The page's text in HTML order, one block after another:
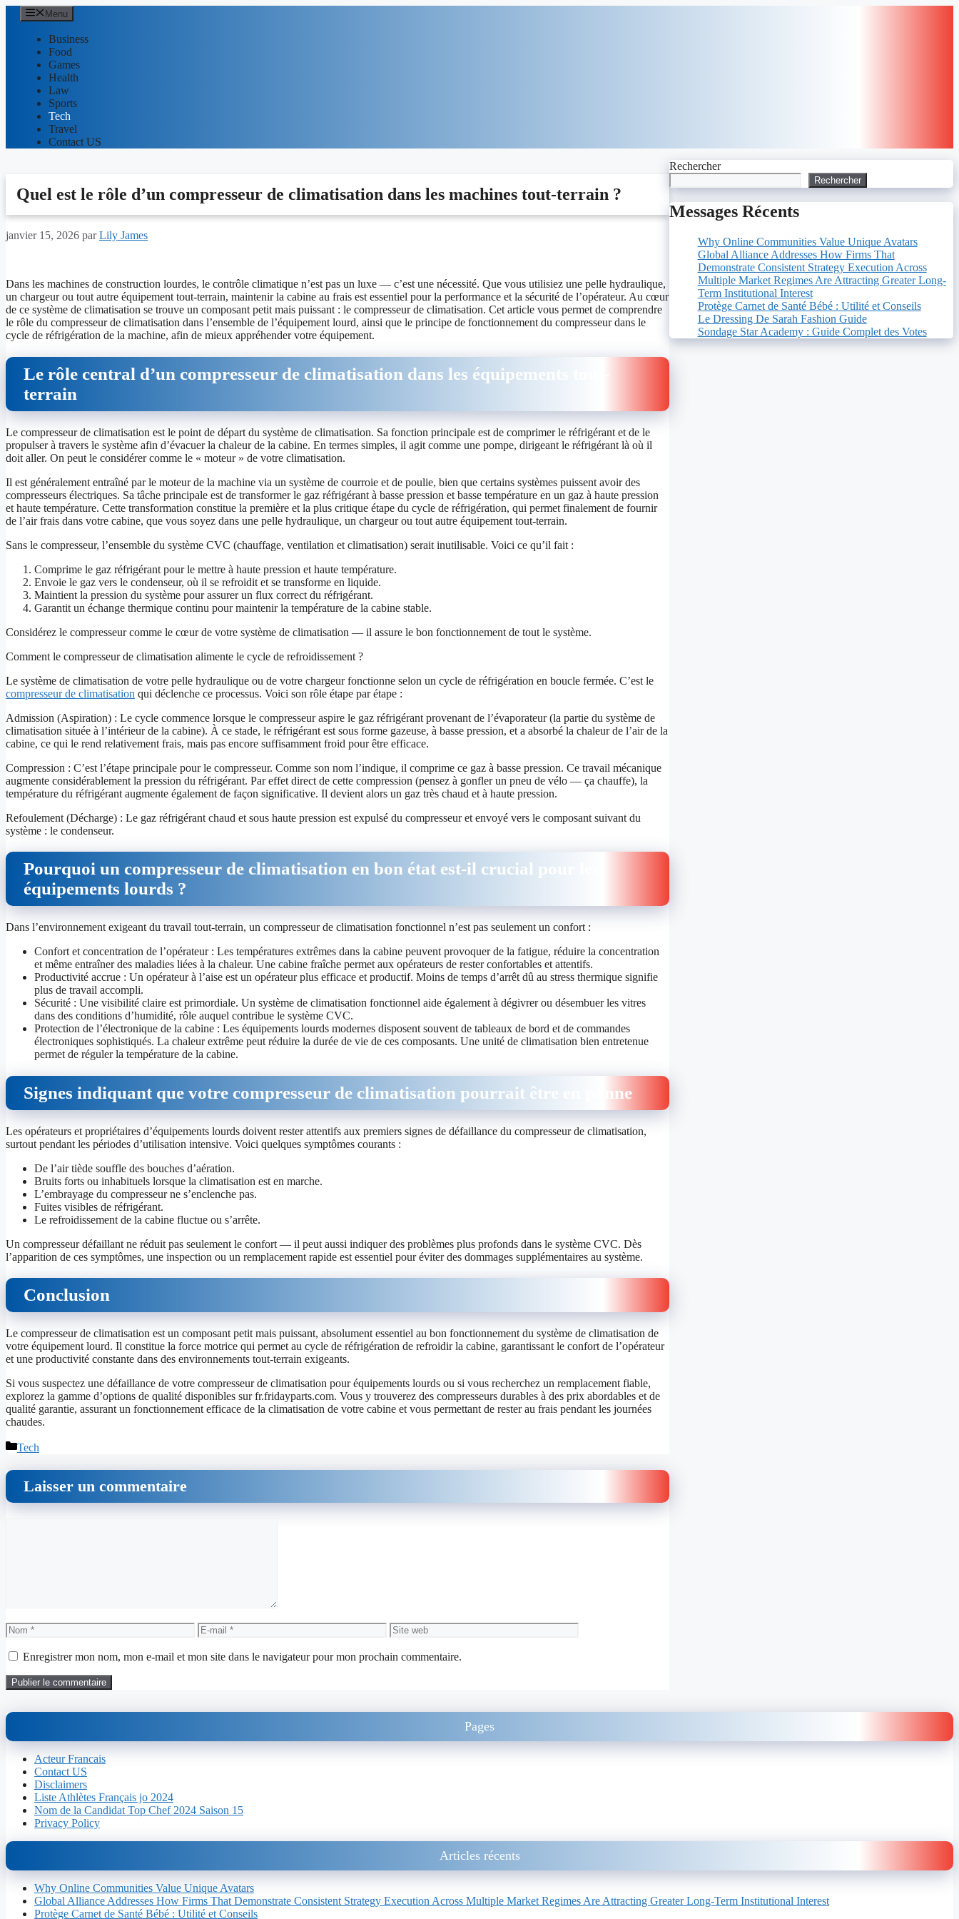
Aller
contenu
Menu
Business
Food
Games
Health
Law
Sports
Tech
Travel
Contact US
Quel est le rôle d’un compresseur de climatisation dans les machines tout-terrain ?
janvier 15, 2026 parLily James
Dans les machines de construction lourdes, le contrôle climatique n’est pas un luxe — c’est une nécessité. Que vous utilisiez une pelle hydraulique,
un chargeur ou tout autre équipement tout-terrain, maintenir la cabine au frais est essentiel pour la performance et la sécurité de l’opérateur. Au cœur
de ce système de climatisation se trouve un composant petit mais puissant : le compresseur de climatisation. Cet article vous permet de comprendre
le rôle du compresseur de climatisation dans l’ensemble de l’équipement lourd, ainsi que le principe de fonctionnement du compresseur dans le
cycle de réfrigération de la machine, afin de mieux appréhender votre équipement.
Le rôle central d’un compresseur de climatisation dans les équipements tout-
terrain
Le compresseur de climatisation est le point de départ du système de climatisation. Sa fonction principale est de comprimer le réfrigérant et de le
propulser à travers le système afin d’évacuer la chaleur de la cabine. En termes simples, il agit comme une pompe, dirigeant le réfrigérant là où il
doit aller. On peut le considérer comme le « moteur » de votre climatisation.
Il est généralement entraîné par le moteur de la machine via un système de courroie et de poulie, bien que certains systèmes puissent avoir des
compresseurs électriques. Sa tâche principale est de transformer le gaz réfrigérant à basse pression et basse température en un gaz à haute pression
et haute température. Cette transformation constitue la première et la plus critique étape du cycle de réfrigération, qui permet finalement de fournir
de l’air frais dans votre cabine, que vous soyez dans une pelle hydraulique, un chargeur ou tout autre équipement tout-terrain.
Sans le compresseur, l’ensemble du système CVC (chauffage, ventilation et climatisation) serait inutilisable. Voici ce qu’il fait :
Comprime le gaz réfrigérant pour le mettre à haute pression et haute température.
Envoie le gaz vers le condenseur, où il se refroidit et se transforme en liquide.
Maintient la pression du système pour assurer un flux correct du réfrigérant.
Garantit un échange thermique continu pour maintenir la température de la cabine stable.
Considérez le compresseur comme le cœur de votre système de climatisation — il assure le bon fonctionnement de tout le système.
Comment le compresseur de climatisation alimente le cycle de refroidissement ?
Le système de climatisation de votre pelle hydraulique ou de votre chargeur fonctionne selon un cycle de réfrigération en boucle fermée. C’est le
compresseur de climatisation qui déclenche ce processus. Voici son rôle étape par étape :
Admission (Aspiration) : Le cycle commence lorsque le compresseur aspire le gaz réfrigérant provenant de l’évaporateur (la partie du système de
climatisation située à l’intérieur de la cabine). À ce stade, le réfrigérant est sous forme gazeuse, à basse pression, et a absorbé la chaleur de l’air de la
cabine, ce qui le rend relativement frais, mais pas encore suffisamment froid pour être efficace.
Compression : C’est l’étape principale pour le compresseur. Comme son nom l’indique, il comprime ce gaz à basse pression. Ce travail mécanique
augmente considérablement la pression du réfrigérant. Par effet direct de cette compression (pensez à gonfler un pneu de vélo — ça chauffe), la
température du réfrigérant augmente également de façon significative. Il devient alors un gaz très chaud et à haute pression.
Refoulement (Décharge) : Le gaz réfrigérant chaud et sous haute pression est expulsé du compresseur et envoyé vers le composant suivant du
système : le condenseur.
Pourquoi un compresseur de climatisation en bon état est-il crucial pour les
équipements lourds ?
Dans l’environnement exigeant du travail tout-terrain, un compresseur de climatisation fonctionnel n’est pas seulement un confort :
Confort et concentration de l’opérateur : Les températures extrêmes dans la cabine peuvent provoquer de la fatigue, réduire la concentration
et même entraîner des maladies liées à la chaleur. Une cabine fraîche permet aux opérateurs de rester confortables et attentifs.
Productivité accrue : Un opérateur à l’aise est un opérateur plus efficace et productif. Moins de temps d’arrêt dû au stress thermique signifie
plus de travail accompli.
Sécurité : Une visibilité claire est primordiale. Un système de climatisation fonctionnel aide également à dégivrer ou désembuer les vitres
dans des conditions d’humidité, rôle auquel contribue le système CVC.
Protection de l’électronique de la cabine : Les équipements lourds modernes disposent souvent de tableaux de bord et de commandes
électroniques sophistiqués. La chaleur extrême peut réduire la durée de vie de ces composants. Une unité de climatisation bien entretenue
permet de réguler la température de la cabine.
Signes indiquant que votre compresseur de climatisation pourrait être en panne
Les opérateurs et propriétaires d’équipements lourds doivent rester attentifs aux premiers signes de défaillance du compresseur de climatisation,
surtout pendant les périodes d’utilisation intensive. Voici quelques symptômes courants :
De l’air tiède souffle des bouches d’aération.
Bruits forts ou inhabituels lorsque la climatisation est en marche.
L’embrayage du compresseur ne s’enclenche pas.
Fuites visibles de réfrigérant.
Le refroidissement de la cabine fluctue ou s’arrête.
Un compresseur défaillant ne réduit pas seulement le confort — il peut aussi indiquer des problèmes plus profonds dans le système CVC. Dès
l’apparition de ces symptômes, une inspection ou un remplacement rapide est essentiel pour éviter des dommages supplémentaires au système.
Conclusion
Le compresseur de climatisation est un composant petit mais puissant, absolument essentiel au bon fonctionnement du système de climatisation de
votre équipement lourd. Il constitue la force motrice qui permet au cycle de réfrigération de refroidir la cabine, garantissant le confort de l’opérateur
et une productivité constante dans des environnements tout-terrain exigeants.
Si vous suspectez une défaillance de votre compresseur de climatisation pour équipements lourds ou si vous recherchez un remplacement fiable,
explorez la gamme d’options de qualité disponibles sur fr.fridayparts.com. Vous y trouverez des compresseurs durables à des prix abordables et de
qualité garantie, assurant un fonctionnement efficace de la climatisation de votre cabine et vous permettant de rester au frais pendant les journées
chaudes.
Catégories
Tech
Laisser un commentaire
Nom
E-
mail
Site
web
Enregistrer mon nom, mon e-mail et mon site dans le navigateur pour mon prochain commentaire.
Rechercher
Rechercher
Messages Récents
Why Online Communities Value Unique Avatars
Global Alliance Addresses How Firms That
Demonstrate Consistent Strategy Execution Across
Multiple Market Regimes Are Attracting Greater Long-
Term Institutional Interest
Protège Carnet de Santé Bébé : Utilité et Conseils
Le Dressing De Sarah Fashion Guide
Sondage Star Academy : Guide Complet des Votes
Pages
Acteur Francais
Contact US
Disclaimers
Liste Athlètes Français jo 2024
Nom de la Candidat Top Chef 2024 Saison 15
Privacy Policy
Articles récents
Why Online Communities Value Unique Avatars
Global Alliance Addresses How Firms That Demonstrate Consistent Strategy Execution Across Multiple Market Regimes Are Attracting Greater Long-Term Institutional Interest
Protège Carnet de Santé Bébé : Utilité et Conseils